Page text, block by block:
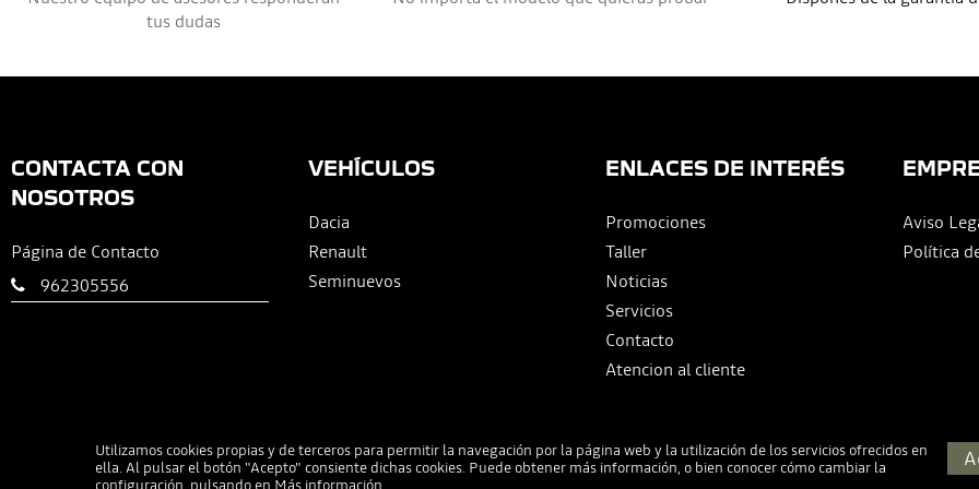
Utilizamos cookies propias y de terceros para permitir la navegación por la página web y la utilización de los servicios ofrecidos en
ella. Al pulsar el botón "Acepto" consiente dichas cookies. Puede obtener más información, o bien conocer cómo cambiar la
tus dudas
CONTACTA CON
NOSOTROS
Página de Contacto
962305556
VEHÍCULOS
Dacia
Renault
Seminuevos
ENLACES DE INTERÉS
Promociones
Taller
Noticias
Servicios
Contacto
Atencion al cliente
Aviso
Política